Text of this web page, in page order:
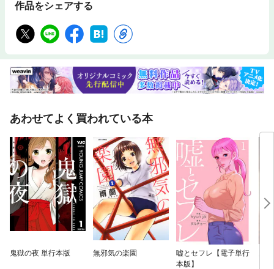
作品をシェアする
あわせてよく買われている本
鬼獄の夜 単行本版 無邪気の楽園
嘘とセフレ【電子単行
本版】